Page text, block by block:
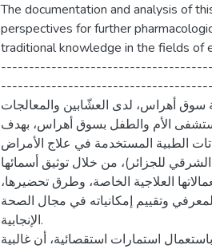
The documentation and analysis of
perspectives for further
traditional knowledge in the fields of
سوق أهراس، لدى العشّابين والمعالجات
الأم والطفل بسوق أهراس، بهدف
الطبية المستخدمة في علاج الأمراض
للجزائر)، من خلال توثيق أسمائها
العلاجية الخاصة، وطرق تحضيرها،
وتقييم إمكانياته في مجال الصحة
الإنجابية.
استمارات استقصائية، أن غالبية